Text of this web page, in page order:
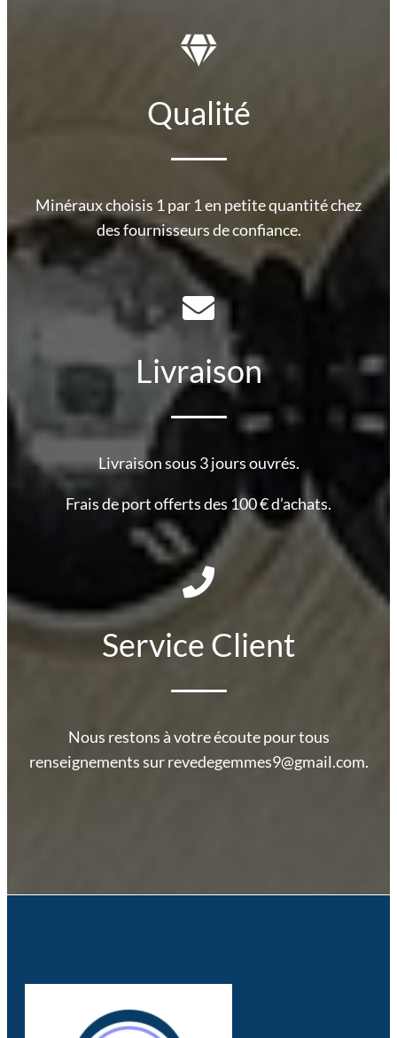
Qualité
Minéraux choisis 1 par 1 en petite quantité chez
des fournisseurs de confiance.
Livraison
Livraison sous 3 jours ouvrés.
Frais de port offerts des 100 € d’achats.
Service Client
Nous restons à votre écoute pour tous
renseignements sur revedegemmes9@gmail.com.